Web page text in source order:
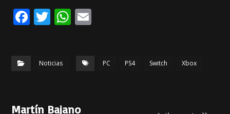
F
o
T
te
W
ts
Noticias PC PS4 Switch Xbox
Martín Bajano